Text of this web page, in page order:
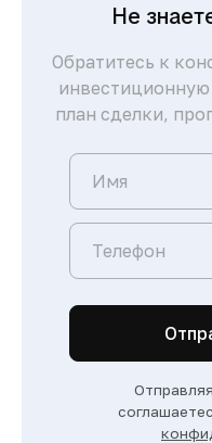
Не
Обратитесь к
план сделки,